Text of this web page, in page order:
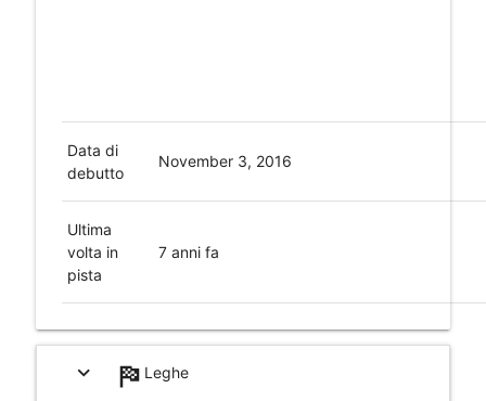
Data di
debutto
November 3, 2016
Ultima
volta in
pista
7 anni fa
expand_more Leghe